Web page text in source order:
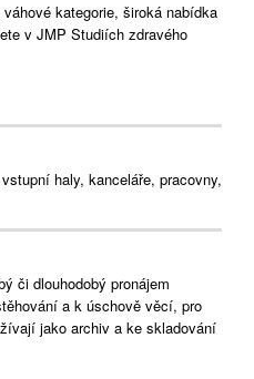
kategorie, široká nabídka
v JMP Studiích zdravého
haly, kanceláře, pracovny,
či dlouhodobý pronájem
a k úschově věcí, pro
jako archiv a ke skladování